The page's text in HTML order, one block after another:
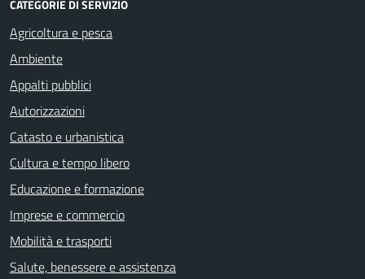
CATEGORIE DI SERVIZIO
Agricoltura e pesca
Ambiente
Appalti pubblici
Autorizzazioni
Catasto e urbanistica
Cultura e tempo libero
Educazione e formazione
Imprese e commercio
Mobilità e trasporti
Salute, benessere e assistenza